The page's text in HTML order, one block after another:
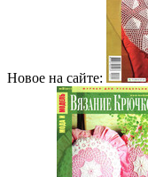
Новое на сайте: